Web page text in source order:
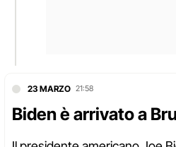
23 MARZO 21:58
Biden è arrivato a